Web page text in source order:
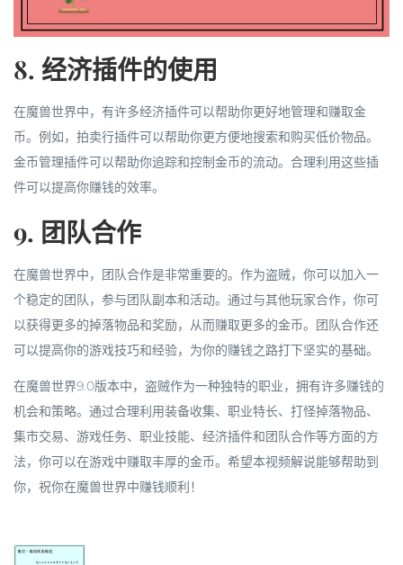
8. 经济插件的使用
在魔兽世界中，有许多经济插件可以帮助你更好地管理和赚取金
币。例如，拍卖行插件可以帮助你更方便地搜索和购买低价物品。
金币管理插件可以帮助你追踪和控制金币的流动。合理利用这些插
件可以提高你赚钱的效率。
9. 团队合作
在魔兽世界中，团队合作是非常重要的。作为盗贼，你可以加入一
个稳定的团队，参与团队副本和活动。通过与其他玩家合作，你可
以获得更多的掉落物品和奖励，从而赚取更多的金币。团队合作还
可以提高你的游戏技巧和经验，为你的赚钱之路打下坚实的基础。
在魔兽世界9.0版本中，盗贼作为一种独特的职业，拥有许多赚钱的
机会和策略。通过合理利用装备收集、职业特长、打怪掉落物品、
集市交易、游戏任务、职业技能、经济插件和团队合作等方面的方
法，你可以在游戏中赚取丰厚的金币。希望本视频解说能够帮助到
你，祝你在魔兽世界中赚钱顺利！